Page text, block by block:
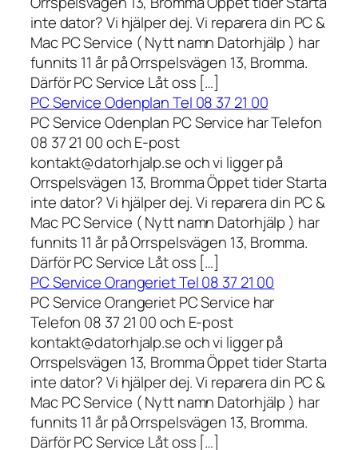
inte dator? Vi hjälper dej. Vi reparera din PC &
Mac PC Service ( Nytt namn Datorhjälp ) har
funnits 11 år på Orrspelsvägen 13, Bromma.
Därför PC Service Låt oss […]
PC Service Odenplan Tel 08 37 21 00
PC Service Odenplan PC Service har Telefon
08 37 21 00 och E-post
kontakt@datorhjalp.se och vi ligger på
Orrspelsvägen 13, Bromma Öppet tider Starta
inte dator? Vi hjälper dej. Vi reparera din PC &
Mac PC Service ( Nytt namn Datorhjälp ) har
funnits 11 år på Orrspelsvägen 13, Bromma.
Därför PC Service Låt oss […]
PC Service Orangeriet Tel 08 37 21 00
PC Service Orangeriet PC Service har
Telefon 08 37 21 00 och E-post
kontakt@datorhjalp.se och vi ligger på
Orrspelsvägen 13, Bromma Öppet tider Starta
inte dator? Vi hjälper dej. Vi reparera din PC &
Mac PC Service ( Nytt namn Datorhjälp ) har
funnits 11 år på Orrspelsvägen 13, Bromma.
Därför PC Service Låt oss […]